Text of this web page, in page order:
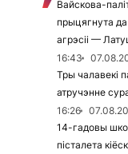
Вайскова-
прыцягнута да
агрэсіі —
16:43
Тры чалавекі
атручэнне
16:26
14-гадовы
пісталета